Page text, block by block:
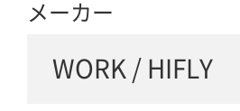
メーカー
WORK / HIFLY